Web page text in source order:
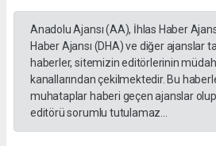
Anadolu Ajansı (AA), İhlas Haber
Haber Ajansı (DHA) ve diğer ajanslar
haberler, sitemizin editörlerinin
kanallarından çekilmektedir. Bu
muhataplar haberi geçen ajanslar
editörü sorumlu tutulamaz...